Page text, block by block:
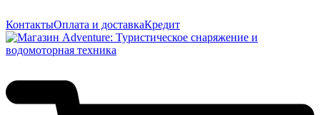
КонтактыОплата и доставкаКредит